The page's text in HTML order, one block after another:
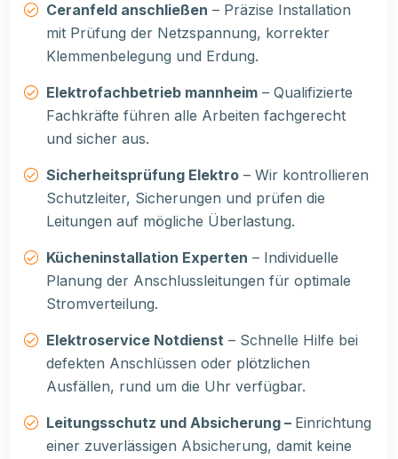
Ceranfeld anschließen – Präzise Installation
mit Prüfung der Netzspannung, korrekter
Klemmenbelegung und Erdung.
Elektrofachbetrieb mannheim – Qualifizierte
Fachkräfte führen alle Arbeiten fachgerecht
und sicher aus.
Sicherheitsprüfung Elektro – Wir kontrollieren
Schutzleiter, Sicherungen und prüfen die
Leitungen auf mögliche Überlastung.
Kücheninstallation Experten – Individuelle
Planung der Anschlussleitungen für optimale
Stromverteilung.
Elektroservice Notdienst – Schnelle Hilfe bei
defekten Anschlüssen oder plötzlichen
Ausfällen, rund um die Uhr verfügbar.
Leitungsschutz und Absicherung – Einrichtung
einer zuverlässigen Absicherung, damit keine